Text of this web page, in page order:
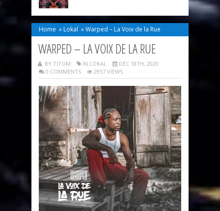
Home » Lokal »Warped – La Voix de la Rue
WARPED – LA VOIX DE LA RUE
BY TITOM IN LOKAL
DÉC 18TH, 2020
0 COMMENTS
2957 VIEWS